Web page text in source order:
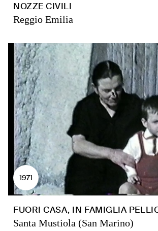
NOZZE CIVILI
Reggio Emilia
1971
FUORI CASA, IN FAMIGLIA
Santa Mustiola (San Marino)